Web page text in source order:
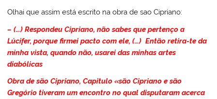
Olhai que assim está escrito na obra de sao Cipriano:
– (…) Respondeu Cipriano, não sabes que pertenço a
Lúcifer, porque firmei pacto com ele, (…) Então retira-te da
minha vista, quando não, usarei das minhas artes
diabólicas
Obra de são Cipriano, Capitulo «são Cipriano e são
Gregório tiveram um encontro no qual disputaram acerca